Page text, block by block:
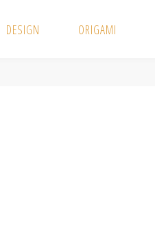
DESIGN ORIGAMI